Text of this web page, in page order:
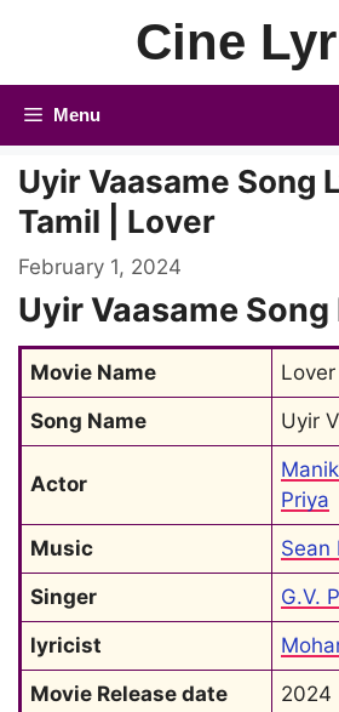
Cine
Menu
Uyir Vaasame Song
Tamil | Lover
February 1, 2024
Uyir Vaasame
Movie Name
Lover
Song Name
Uyir
Actor
Priya
Music
Sean
Singer
G.V.
lyricist
Movie Release date
2024